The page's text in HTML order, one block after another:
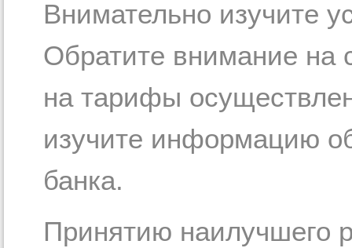
Внимательно изучите
Обратите внимание на
на тарифы
изучите информацию
банка.
Принятию наилучшего